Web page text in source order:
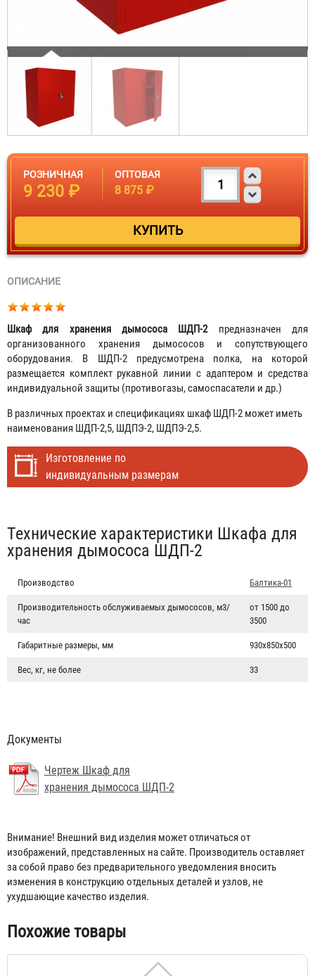
РОЗНИЧНАЯ
9 230 ₽
ОПТОВАЯ
8 875 ₽
ОПИСАНИЕ
Шкаф для хранения дымососа ШДП-2предназначен для
организованного хранения дымососов и сопутствующего
оборудования. В ШДП-2 предусмотрена полка, на которой
размещается комплект рукавной линии с адаптером и средства
индивидуальной защиты (противогазы, самоспасатели и др.)
В различных проектах и спецификациях шкаф ШДП-2 может иметь
наименования ШДП-2,5, ШДПЭ-2, ШДПЭ-2,5.
Изготовление по
индивидуальным размерам
Табы
Технические характеристики Шкафа для
хранения дымососа ШДП-2
Производство Балтика-01
Производительность обслуживаемых дымососов, м3/
час
от 1500 до
3500
Габаритные размеры, мм 930х850х500
Вес, кг, не более 33
Документы
Чертеж Шкаф для
хранения дымососа ШДП-2
Внимание! Внешний вид изделия может отличаться от
изображений, представленных на сайте. Производитель оставляет
за собой право без предварительного уведомления вносить
изменения в конструкцию отдельных деталей и узлов, не
ухудшающие качество изделия.
Похожие товары
Шкаф для хранения дымососа ШДП-15
18 980 ₽